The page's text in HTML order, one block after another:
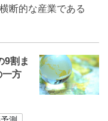
断的な産業である
9割ま
一方